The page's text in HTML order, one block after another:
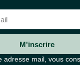
M'inscrire
adresse mail, vous